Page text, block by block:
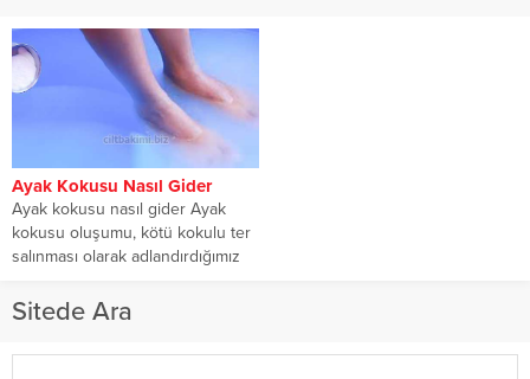
Sitede Ara
Ayak Kokusu Nasıl Gider
Ayak kokusu nasıl gider Ayak
kokusu oluşumu, kötü kokulu ter
salınması olarak adlandırdığımız